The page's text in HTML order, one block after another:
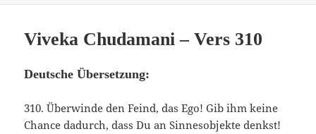
Viveka Chudamani – Vers 310
Deutsche Übersetzung:
310. Überwinde den Feind, das Ego! Gib ihm keine
Chance dadurch, dass Du an Sinnesobjekte denkst!